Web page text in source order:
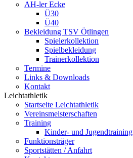
AH-ler Ecke
Ü30
Ü40
Bekleidung TSV Ötlingen
Spielerkollektion
Spielbekleidung
Trainerkollektion
Termine
Links & Downloads
Kontakt
Leichtathletik
Startseite Leichtathletik
Vereinsmeisterschaften
Training
Kinder- und Jugendtraining
Funktionsträger
Sportstätten / Anfahrt